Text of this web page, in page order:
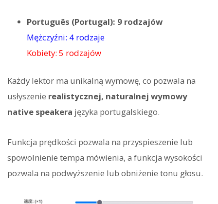
Português (Portugal): 9 rodzajów
Mężczyźni: 4 rodzaje
Kobiety: 5 rodzajów
Każdy lektor ma unikalną wymowę, co pozwala na
usłyszenie realistycznej, naturalnej wymowy
native speakera języka portugalskiego.
Funkcja prędkości pozwala na przyspieszenie lub
spowolnienie tempa mówienia, a funkcja wysokości
pozwala na podwyższenie lub obniżenie tonu głosu.